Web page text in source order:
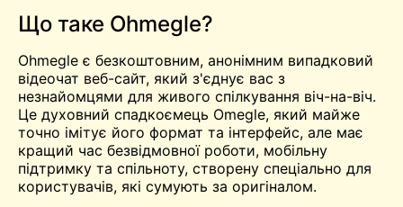
Що таке Ohmegle?
Ohmegle є безкоштовним, анонімним випадковий
відеочат веб-сайт, який з'єднує вас з
незнайомцями для живого спілкування віч-на-віч.
Це духовний спадкоємець Omegle, який майже
точно імітує його формат та інтерфейс, але має
кращий час безвідмовної роботи, мобільну
підтримку та спільноту, створену спеціально для
користувачів, які сумують за оригіналом.